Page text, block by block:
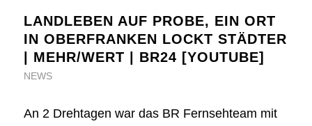
LANDLEBEN AUF PROBE, EIN ORT
IN OBERFRANKEN LOCKT STÄDTER
| MEHR/WERT | BR24 [YOUTUBE]
NEWS
An 2 Drehtagen war das BR Fernsehteam mit